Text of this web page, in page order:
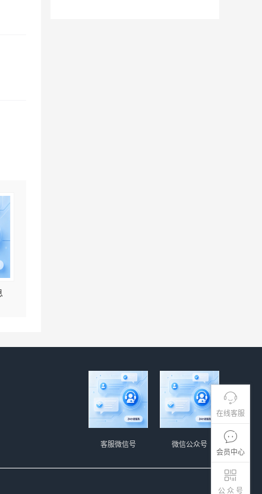
在线客服
会员中心
公 众 号
微信公众号
客服微信号